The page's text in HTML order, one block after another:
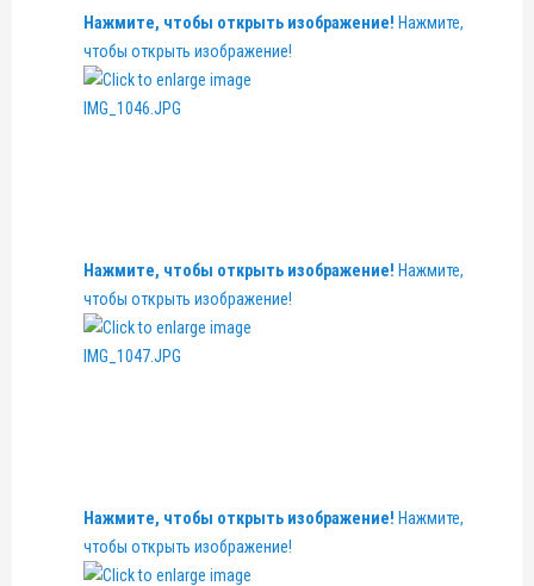
Нажмите, чтобы открыть изображение! Нажмите,
чтобы открыть изображение!
Нажмите, чтобы открыть изображение! Нажмите,
чтобы открыть изображение!
Нажмите, чтобы открыть изображение! Нажмите,
чтобы открыть изображение!